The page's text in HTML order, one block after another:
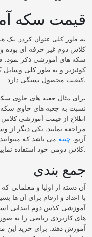
قیمت سکه
به طور کلی عنوان کردن یک
کلاس دوم غیر حرفه ای بوده
سکه های آموزشی ذکر
کوئیزنر و به طور کلی
کیفیت محصول بستگی دارد.
برای مثال جعبه های حاوی
نسبت به جعبه های حاوی سکه
اطلاع از قیمت آموزشی
مراجعه نمایید. یکی دیگر از
آریو، چینه می باشد که
کلاس دومی خود استفاده نمایید.
جمع بندی
آن دسته از اولیا و معلمانی
با اعداد و ارقام برای آن ها
آموزشی کلاس دوم ابتدایی
های کاربردی ریاضی را به
آموزش دهند. برای خرید این